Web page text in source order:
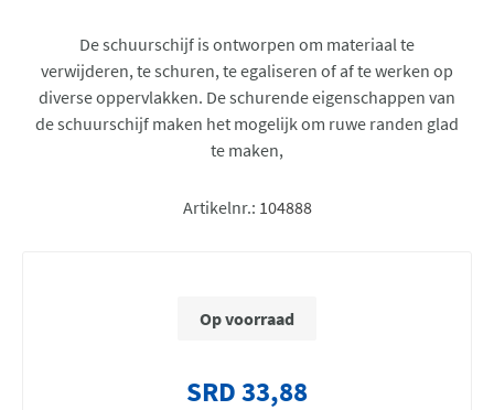
De schuurschijf is ontworpen om materiaal te
verwijderen, te schuren, te egaliseren of af te werken op
diverse oppervlakken. De schurende eigenschappen van
de schuurschijf maken het mogelijk om ruwe randen glad
te maken,
Artikelnr.: 104888
Op voorraad
SRD 33,88